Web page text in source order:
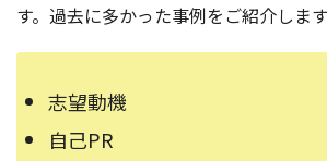
す。過去に多かった事例をご紹介します
志望動機
自己PR